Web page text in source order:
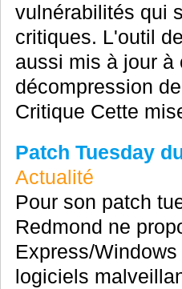
vulnérabilités qui
critiques. L'outil
aussi mis à jour à
décompression
Critique Cette
Patch Tuesday
Actualité
Pour son patch
Redmond ne
Express/
logiciels